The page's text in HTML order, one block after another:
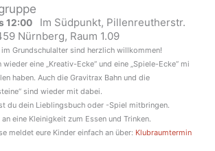
12:00
Im Südpunkt, Pillenreutherstr.
Nürnberg, Raum 1.09
Grundschulalter sind herzlich willkommen!
wieder eine „Kreativ-Ecke“ und eine „Spiele-Ecke“ mi
haben. Auch die Gravitrax Bahn und die
sind wieder mit dabei.
du dein Lieblingsbuch oder -Spiel mitbringen.
eine Kleinigkeit zum Essen und Trinken.
meldet eure Kinder einfach an über: Klubraumtermin